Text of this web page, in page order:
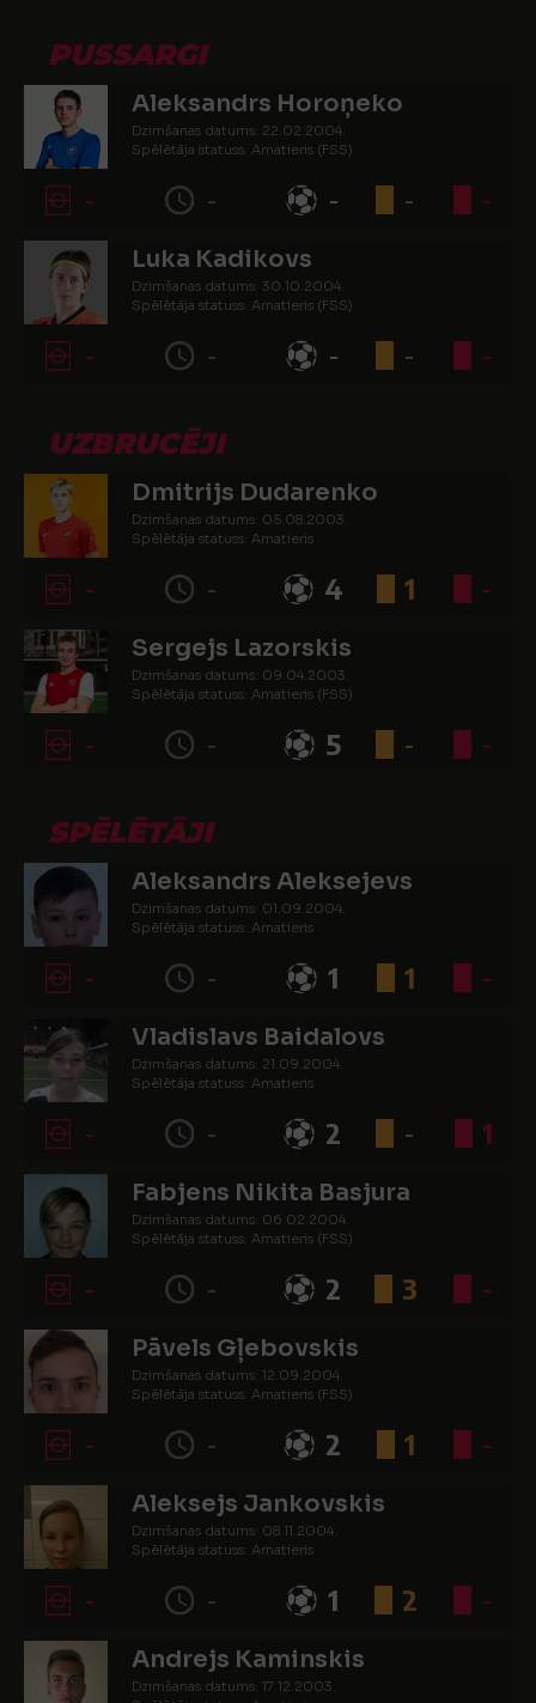
PUSSARGI
Aleksandrs Horoņeko
Dzimšanas datums: 22.02.2004.
Spēlētāja statuss: Amatieris (FSS)
- - - - -
Luka Kadikovs
Dzimšanas datums: 30.10.2004.
Spēlētāja statuss: Amatieris (FSS)
- - - - -
UZBRUCĒJI
Dmitrijs Dudarenko
Dzimšanas datums: 05.08.2003.
Spēlētāja statuss: Amatieris
- - 4 1 -
Sergejs Lazorskis
Dzimšanas datums: 09.04.2003.
Spēlētāja statuss: Amatieris (FSS)
- - 5 - -
SPĒLĒTĀJI
Aleksandrs Aleksejevs
Dzimšanas datums: 01.09.2004.
Spēlētāja statuss: Amatieris
- - 1 1 -
Vladislavs Baidalovs
Dzimšanas datums: 21.09.2004.
Spēlētāja statuss: Amatieris
- - 2 - 1
Fabjens Nikita Basjura
Dzimšanas datums: 06.02.2004.
Spēlētāja statuss: Amatieris (FSS)
- - 2 3 -
Pāvels Gļebovskis
Dzimšanas datums: 12.09.2004.
Spēlētāja statuss: Amatieris (FSS)
- - 2 1 -
Aleksejs Jankovskis
Dzimšanas datums: 08.11.2004.
Spēlētāja statuss: Amatieris
- - 1 2 -
Andrejs Kaminskis
Dzimšanas datums: 17.12.2003.